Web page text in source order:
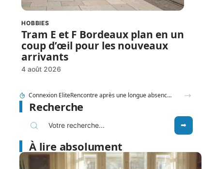
HOBBIES
Tram E et F Bordeaux plan en un
coup d’œil pour les nouveaux
arrivants
4 août 2026
Comment choisir une Iron Man statue pour sublimer votre déco ?
Recherche
À lire absolument